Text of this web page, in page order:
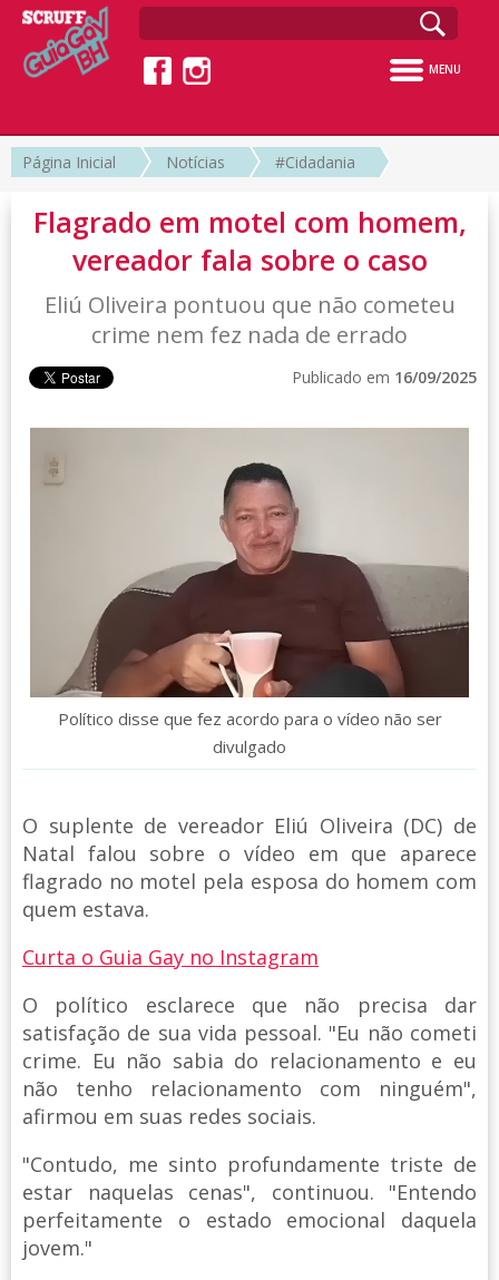
MENU
Página Inicial Notícias #Cidadania
Flagrado em motel com homem,
vereador fala sobre o caso
Eliú Oliveira pontuou que não cometeu
crime nem fez nada de errado
Publicado em 16/09/2025
Político disse que fez acordo para o vídeo não ser
divulgado
O suplente de vereador Eliú Oliveira (DC) de
Natal falou sobre o vídeo em que aparece
flagrado no motel pela esposa do homem com
quem estava.
Curta o Guia Gay no Instagram
O político esclarece que não precisa dar
satisfação de sua vida pessoal. "Eu não cometi
crime. Eu não sabia do relacionamento e eu
não tenho relacionamento com ninguém",
afirmou em suas redes sociais.
"Contudo, me sinto profundamente triste de
estar naquelas cenas", continuou. "Entendo
perfeitamente o estado emocional daquela
jovem."